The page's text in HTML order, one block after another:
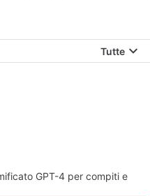
Tutte
GPT-4 per compiti e